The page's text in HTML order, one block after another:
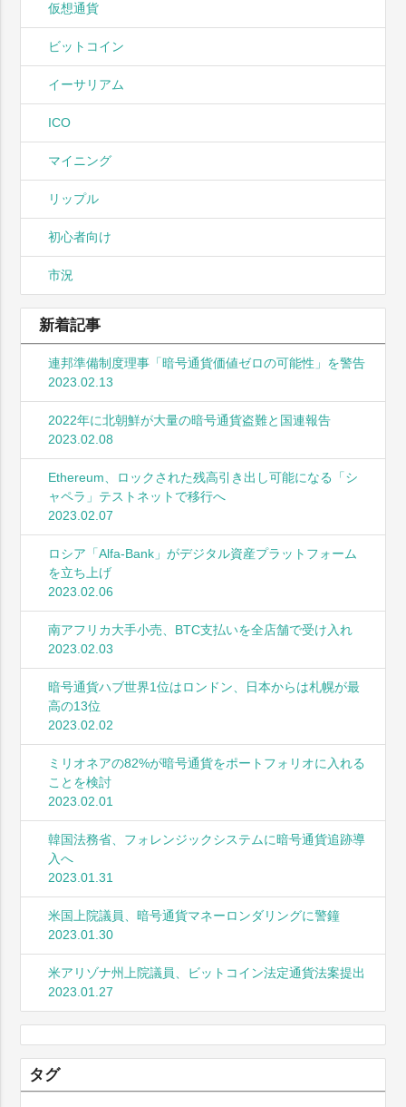
仮想通貨
ビットコイン
イーサリアム
ICO
マイニング
リップル
初心者向け
市況
新着記事
連邦準備制度理事「暗号通貨価値ゼロの可能性」を警告
2023.02.13
2022年に北朝鮮が大量の暗号通貨盗難と国連報告
2023.02.08
Ethereum、ロックされた残高引き出し可能になる「シ
ャペラ」テストネットで移行へ
2023.02.07
ロシア「Alfa-Bank」がデジタル資産プラットフォーム
を立ち上げ
2023.02.06
南アフリカ大手小売、BTC支払いを全店舗で受け入れ
2023.02.03
暗号通貨ハブ世界1位はロンドン、日本からは札幌が最
高の13位
2023.02.02
ミリオネアの82%が暗号通貨をポートフォリオに入れる
ことを検討
2023.02.01
韓国法務省、フォレンジックシステムに暗号通貨追跡導
入へ
2023.01.31
米国上院議員、暗号通貨マネーロンダリングに警鐘
2023.01.30
米アリゾナ州上院議員、ビットコイン法定通貨法案提出
2023.01.27
タグ